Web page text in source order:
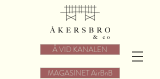
Å VID KANALEN
MAGASINET AirBnB